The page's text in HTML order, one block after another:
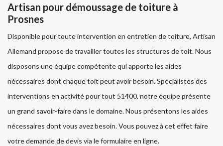
Artisan pour démoussage de toiture à
Prosnes
Disponible pour toute intervention en entretien de toiture, Artisan
Allemand propose de travailler toutes les structures de toit. Nous
disposons une équipe compétente qui apporte les aides
nécessaires dont chaque toit peut avoir besoin. Spécialistes des
interventions en activité pour tout 51400, notre équipe présente
un grand savoir-faire dans le domaine. Nous présentons les aides
nécessaires dont vous avez besoin. Vous pouvez à cet effet faire
votre demande de devis via le formulaire en ligne.